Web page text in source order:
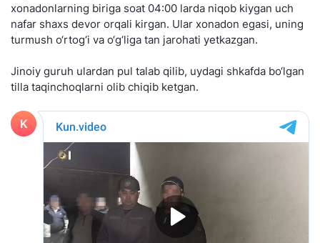
xonadonlarning biriga soat 04:00 larda niqob kiygan uch
nafar shaxs devor orqali kirgan. Ular xonadon egasi, uning
turmush o‘rtog‘i va o‘g‘liga tan jarohati yetkazgan.
Jinoiy guruh ulardan pul talab qilib, uydagi shkafda bo‘lgan
tilla taqinchoqlarni olib chiqib ketgan.